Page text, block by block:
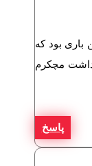
باری بود که
مچکرم
پاسخ